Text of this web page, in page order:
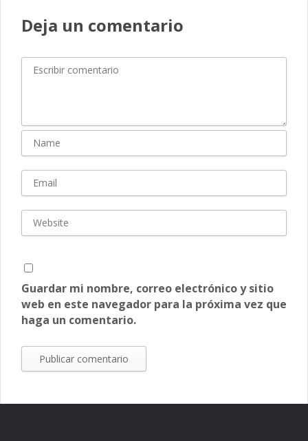
Deja un comentario
Guardar mi nombre, correo electrónico y sitio
web en este navegador para la próxima vez que
haga un comentario.